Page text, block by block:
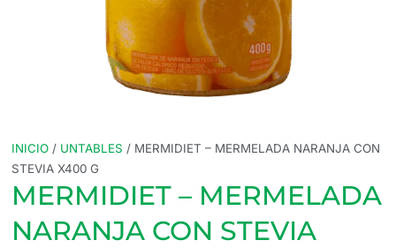
INICIO / UNTABLES / MERMIDIET – MERMELADA NARANJA CON
STEVIA X400 G
MERMIDIET – MERMELADA
NARANJA CON STEVIA